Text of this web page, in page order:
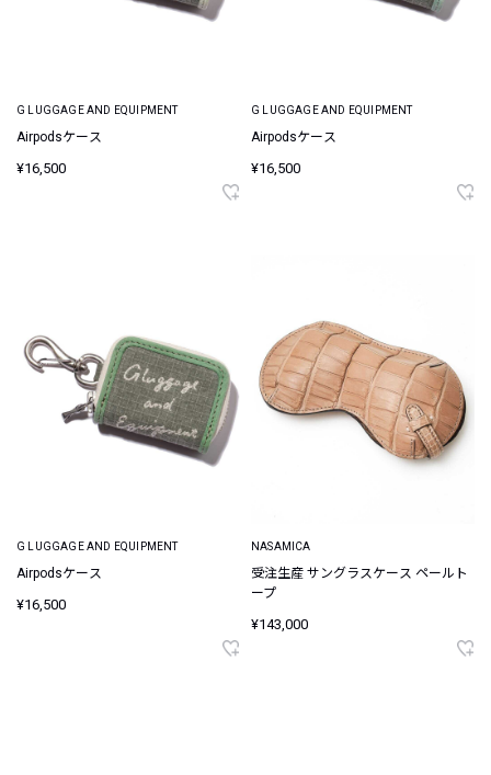
G LUGGAGE AND EQUIPMENT
Airpodsケース
¥16,500
G LUGGAGE AND EQUIPMENT
Airpodsケース
¥16,500
G LUGGAGE AND EQUIPMENT
Airpodsケース
¥16,500
NASAMICA
受注生産 サングラスケース ペールト
ープ
¥143,000